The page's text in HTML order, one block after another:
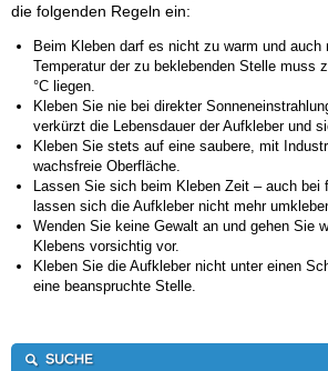
die folgenden Regeln ein:
Beim Kleben darf es nicht zu warm und
Temperatur der zu beklebenden Stelle muss
°C liegen.
Kleben Sie nie bei direkter
verkürzt die Lebensdauer der Aufkleber und
Kleben Sie stets auf eine saubere, mit
wachsfreie Oberfläche.
Lassen Sie sich beim Kleben Zeit – auch bei
lassen sich die Aufkleber nicht mehr
Wenden Sie keine Gewalt an und gehen Sie
Klebens vorsichtig vor.
Kleben Sie die Aufkleber nicht unter einen
eine beanspruchte Stelle.